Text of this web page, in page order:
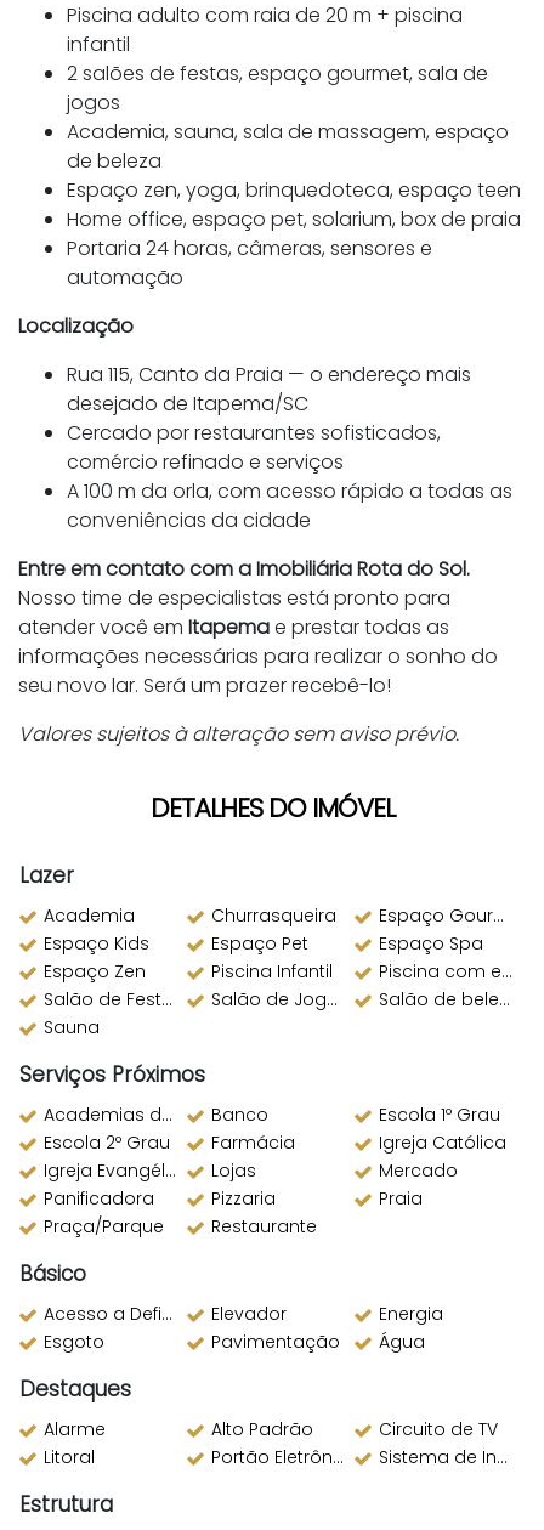
Piscina adulto com raia de 20 m + piscina
infantil
2 salões de festas, espaço gourmet, sala de
jogos
Academia, sauna, sala de massagem, espaço
de beleza
Espaço zen, yoga, brinquedoteca, espaço teen
Home office, espaço pet, solarium, box de praia
Portaria 24 horas, câmeras, sensores e
automação
Localização
Rua 115, Canto da Praia — o endereço mais
desejado de Itapema/SC
Cercado por restaurantes sofisticados,
comércio refinado e serviços
A 100 m da orla, com acesso rápido a todas as
conveniências da cidade
Entre em contato com a Imobiliária Rota do Sol.
Nosso time de especialistas está pronto para
atender você em Itapemae prestar todas as
informações necessárias para realizar o sonho do
seu novo lar. Será um prazer recebê-lo!
Valores sujeitos à alteração sem aviso prévio.
DETALHES DO IMÓVEL
Lazer
Academia Churrasqueira
Espaço Gourmet
Espaço Kids
Espaço Pet
Espaço Spa
Espaço Zen
Piscina Infantil
Piscina com espelho d´água
Salão de Festas
Salão de Jogos
Salão de beleza
Sauna
Serviços Próximos
Academias de ginástica Banco
Escola 1º Grau
Escola 2º Grau
Farmácia
Igreja Católica
Igreja Evangélica
Lojas
Mercado
Panificadora
Pizzaria
Praia
Praça/Parque
Restaurante
Básico
Acesso a Deficientes Elevador
Energia
Esgoto
Pavimentação Água
Destaques
Alarme Alto Padrão
Circuito de TV
Litoral
Portão Eletrônico Sistema de Incêndio
Estrutura